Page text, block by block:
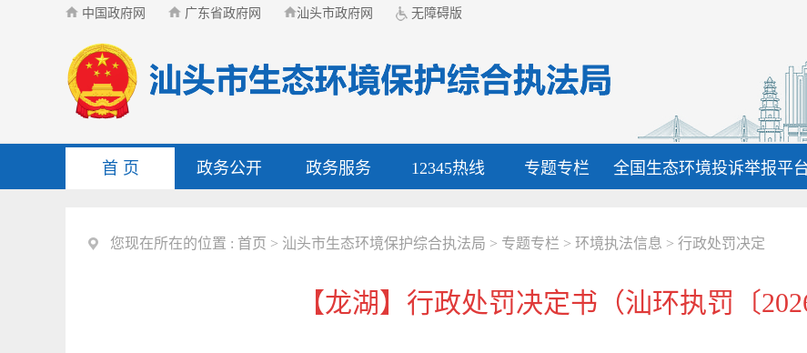
中国政府网 广东省政府网 汕头市政府网 无障碍版
首 页 政务公开 政务服务 12345热线 专题专栏 全国生态环境投诉举报平
您现在所在的位置 : 首页 > 汕头市生态环境保护综合执法局 > 专题专栏 > 环境执法信息 > 行政处罚决定
【龙湖】行政处罚决定书（汕环执罚〔